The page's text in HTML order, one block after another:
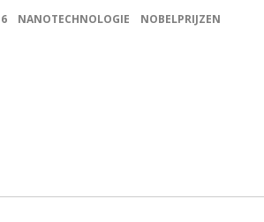
NANOTECHNOLOGIE NOBELPRIJZEN